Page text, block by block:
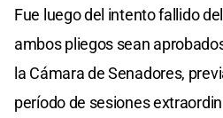
Fue luego del intento fallido
ambos pliegos sean
la Cámara de Senadores,
período de sesiones